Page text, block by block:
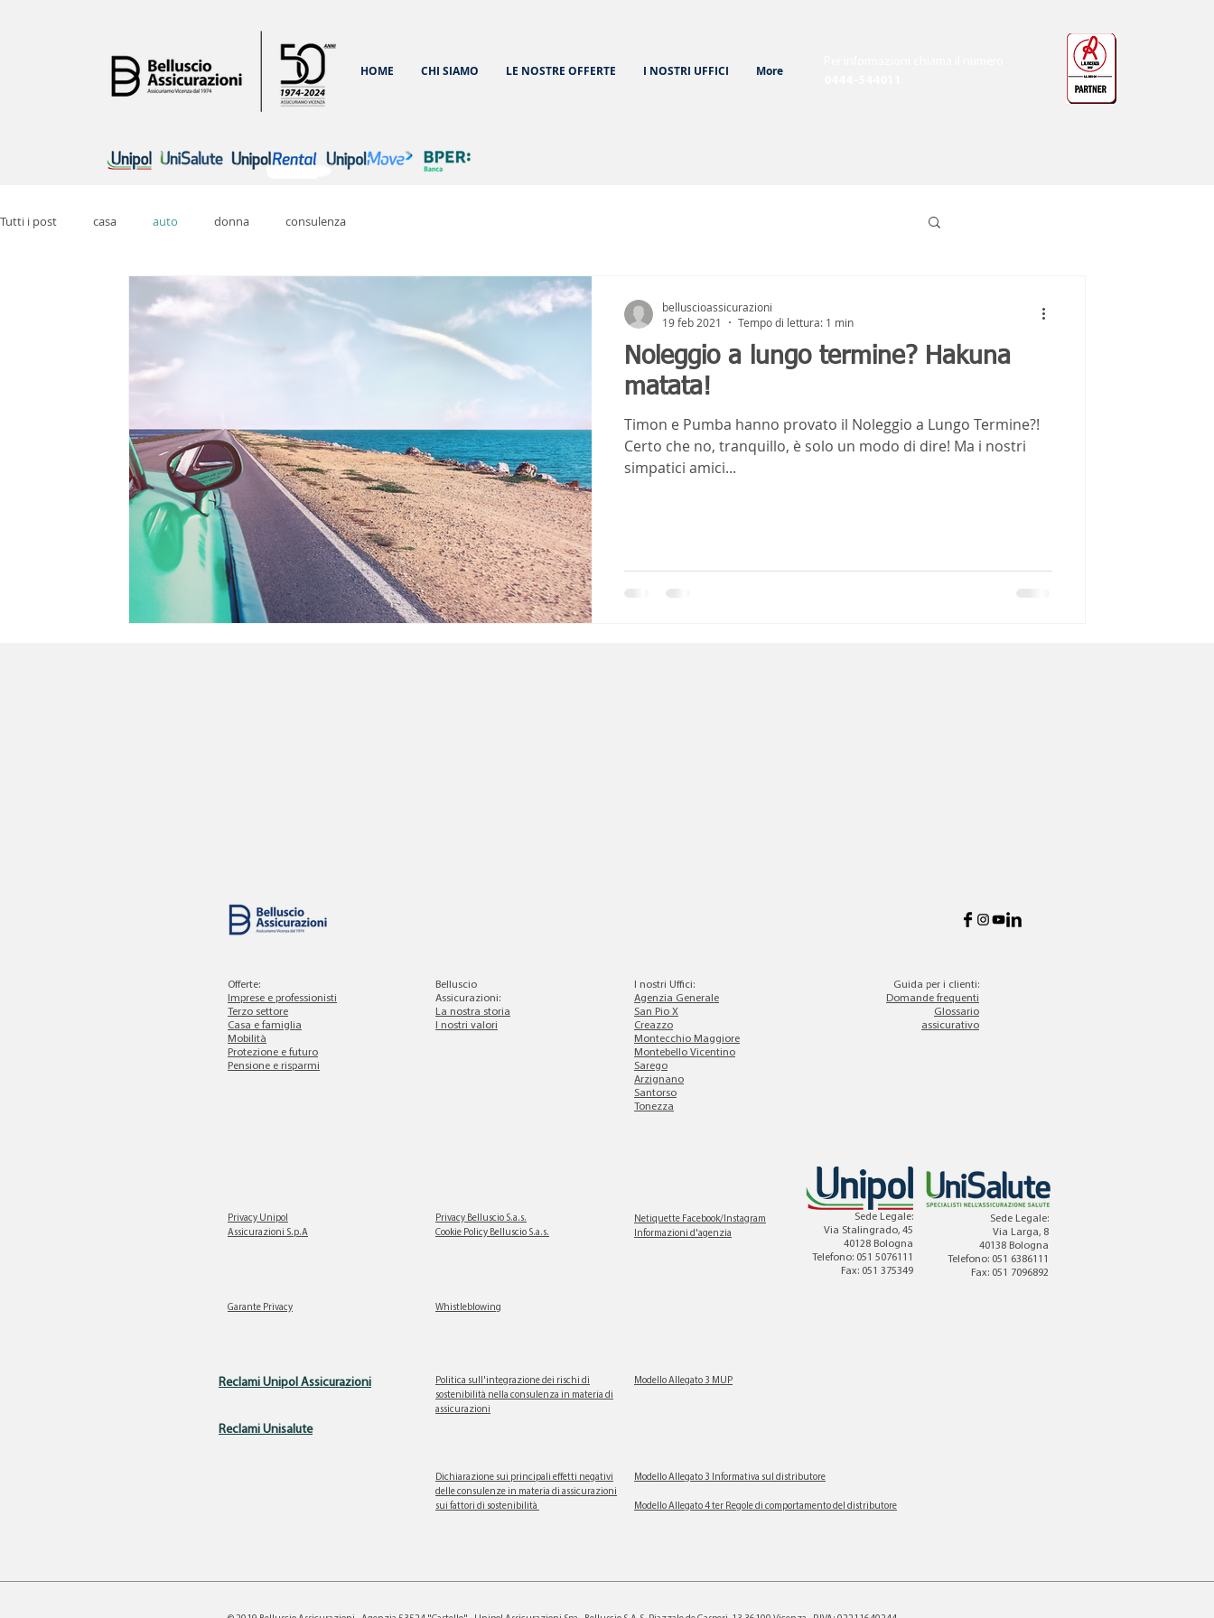
HOME CHI SIAMO LE NOSTRE OFFERTE I NOSTRI UFFICI More
Tutti i post casa auto donna consulenza
Noleggio a lungo termine? Hakuna
matata!
Timon e Pumba hanno provato il Noleggio a Lungo Termine?!
Certo che no, tranquillo, è solo un modo di dire! Ma i nostri
simpatici amici...
belluscioassicurazioni
19 feb 2021
Tempo di lettura: 1 min
Offerte:
Imprese e professionisti
Terzo settore
Casa e famiglia
Mobilità
Protezione e futuro
Pensione e risparmi
Privacy Unipol
Assicurazioni S.p.A
Garante Privacy
Reclami Unipol Assicurazioni
Belluscio
Assicurazioni:
La nostra storia
I nostri valori
I nostri Uffici:
Agenzia Generale
San Pio X
Creazzo
Montecchio Maggiore
Montebello Vicentino
Sarego
Arzignano
Santorso
Tonezza
Guida per i clienti:
Domande frequenti
Glossario
assicurativo
Privacy Belluscio S.a.s.
Cookie Policy Belluscio S.a.s.
Netiquette Facebook/Instagram
Informazioni d'agenzia
Sede Legale:
Via Stalingrado, 45
40128 Bologna
Telefono: 051 5076111
Fax: 051 375349
Sede Legale:
Via Larga, 8
40138 Bologna
Telefono: 051 6386111
Fax: 051 7096892
Whistleblowing
Politica sull'integrazione dei rischi di
sostenibilità nella consulenza in materia di
assicurazioni
Modello Allegato 3 MUP
Reclami Unisalute
Dichiarazione sui principali effetti negativi
delle consulenze in materia di assicurazioni
sui fattori di sostenibilità
Modello Allegato 3 Informativa sul distributore
Modello Allegato 4 ter Regole di comportamento del distributore